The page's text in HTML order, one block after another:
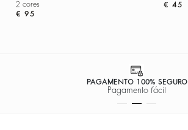
2 cores
€ 95
€ 45
PAGAMENTO 100% SEGURO
Pagamento fácil